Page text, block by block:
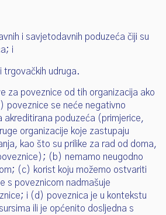
i savjetodavnih poduzeća čiji su
i
trgovačkih udruga.
za poveznice od tih organizacija ako
poveznice se neće negativno
akreditirana poduzeća (primjerice,
organizacije koje zastupaju
kao što su prilike za rad od doma,
(b) nemamo neugodno
(c) korist koju možemo ostvariti
s poveznicom nadmašuje
i (d) poveznica je u kontekstu
ili je općenito dosljedna s